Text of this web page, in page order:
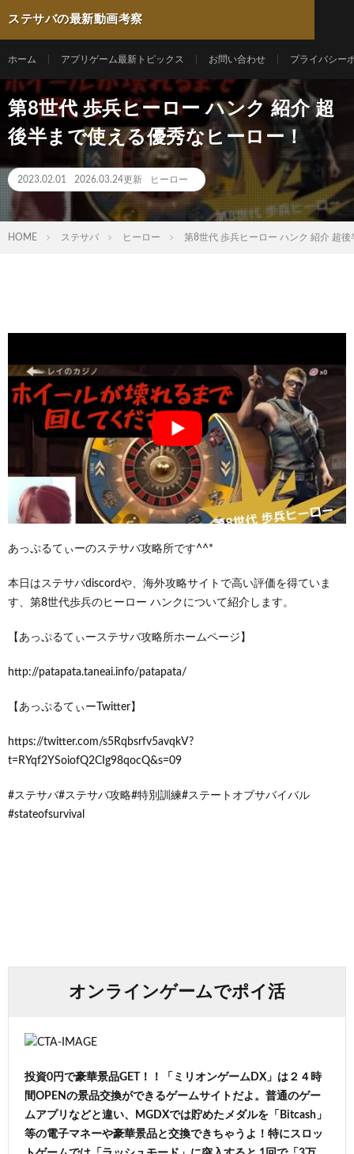
ステサバの最新動画考察
ホーム アプリゲーム最新トピックス お問い合わせ プライバシー
第8世代 歩兵ヒーロー ハンク 紹介 超
後半まで使える優秀なヒーロー！
2023.02.01 2026.03.24更新 ヒーロー
HOME ステサバ ヒーロー 第8世代 歩兵ヒーロー ハンク 紹介 超
あっぷるてぃーのステサバ攻略所です^^*
本日はステサバdiscordや、海外攻略サイトで高い評価を得ていま
す、第8世代歩兵のヒーロー ハンクについて紹介します。
【あっぷるてぃーステサバ攻略所ホームページ】
http://patapata.taneai.info/patapata/
【あっぷるてぃーTwitter】
https://twitter.com/s5Rqbsrfv5avqkV?
t=RYqf2YSoiofQ2CIg98qocQ&s=09
#ステサバ#ステサバ攻略#特別訓練#ステートオブサバイバル
#stateofsurvival
オンラインゲームでポイ活
投資0円で豪華景品GET！！「ミリオンゲームDX」は２４時
間OPENの景品交換ができるゲームサイトだよ。普通のゲー
ムアプリなどと違い、MGDXでは貯めたメダルを「Bitcash」
等の電子マネーや豪華景品と交換できちゃうよ！特にスロッ